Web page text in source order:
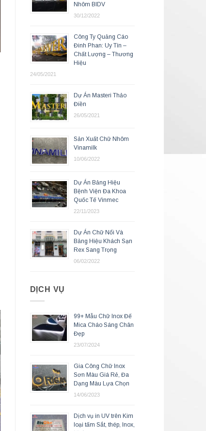
Nhôm BIDV
30/12/2022
Công Ty Quảng Cáo
Đinh Phan: Uy Tín –
Chất Lượng – Thương
Hiệu
24/05/2021
Dự Án Masteri Thảo
Điền
26/05/2021
Sản Xuất Chữ Nhôm
Vinamilk
10/06/2022
Dự Án Bảng Hiệu
Bệnh Viện Đa Khoa
Quốc Tế Vinmec
22/11/2023
Dự Án Chữ Nổi Và
Bảng Hiệu Khách Sạn
Rex Sang Trọng
06/02/2022
DỊCH VỤ
99+ Mẫu Chữ Inox Đế
Mica Cháo Sáng Chân
Đẹp
23/07/2024
Gia Công Chữ Inox
Sơn Màu Giá Rẻ, Đa
Dạng Màu Lựa Chọn
14/06/2023
Dịch vụ in UV trên Kim
loại tấm Sắt, thép, Inox,